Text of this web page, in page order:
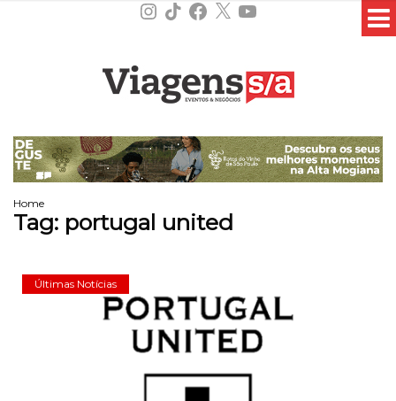
Instagram
TikTokFacebook
X YouTube
Home
Tag: portugal united
Últimas Notícias